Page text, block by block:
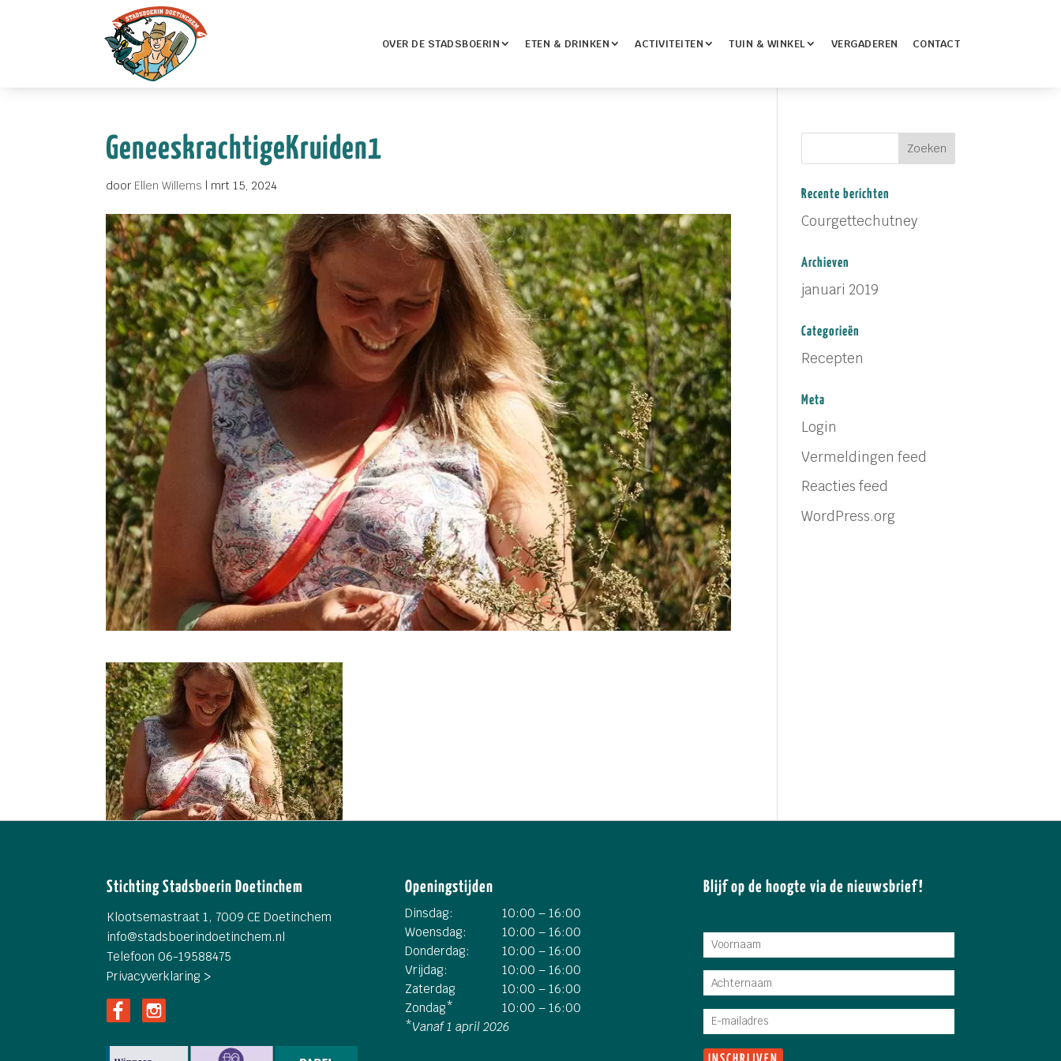
OVER DE STADSBOERIN ETEN & DRINKEN ACTIVITEITEN TUIN & WINKEL VERGADEREN CONTACT
GeneeskrachtigeKruiden1
door Ellen Willems | mrt 15, 2024
Recente berichten
Courgettechutney
Archieven
januari 2019
Categorieën
Recepten
Meta
Login
Vermeldingen feed
Reacties feed
WordPress.org
Stichting Stadsboerin Doetinchem
Klootsemastraat 1, 7009 CE Doetinchem
info@stadsboerindoetinchem.nl
Telefoon 06-19588475
Privacyverklaring >
Openingstijden
Dinsdag:
10:00 – 16:00
Woensdag:
10:00 – 16:00
Donderdag:
10:00 – 16:00
Vrijdag:
10:00 – 16:00
Zaterdag
10:00 – 16:00
Zondag*
10:00 – 16:00
*Vanaf 1 april 2026
Blijf op de hoogte via de nieuwsbrief!